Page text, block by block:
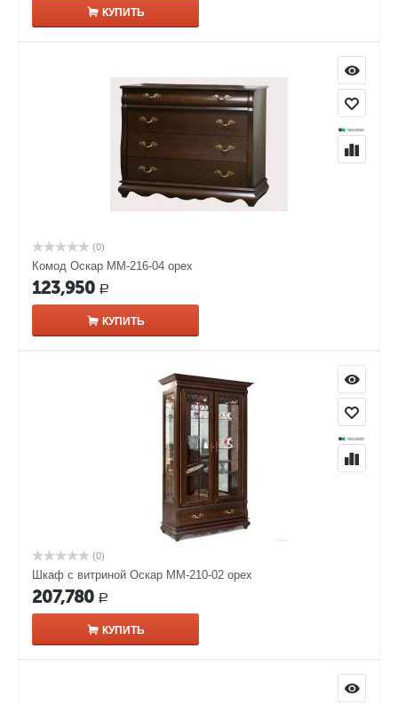
КУПИТЬ
(0)
Комод Оскар ММ-216-04 орех
123,950 Р
КУПИТЬ
(0)
Шкаф с витриной Оскар ММ-210-02 орех
207,780 Р
КУПИТЬ